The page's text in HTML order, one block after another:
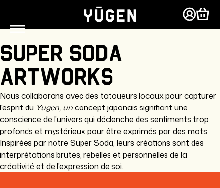
Super Soda
Artworks
Nous collaborons avec des tatoueurs locaux pour capturer
l'esprit du Yugen, unconcept japonais signifiant une
conscience de l'univers qui déclenche des sentiments trop
profonds et mystérieux pour être exprimés par des mots.
Inspirées par notre Super Soda, leurs créations sont des
interprétations brutes, rebelles et personnelles de la
créativité et de l'expression de soi.